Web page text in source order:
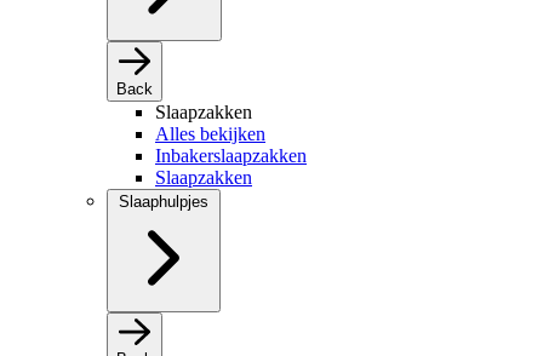
Back
Slaapzakken
Alles bekijken
Inbakerslaapzakken
Slaapzakken
Slaaphulpjes